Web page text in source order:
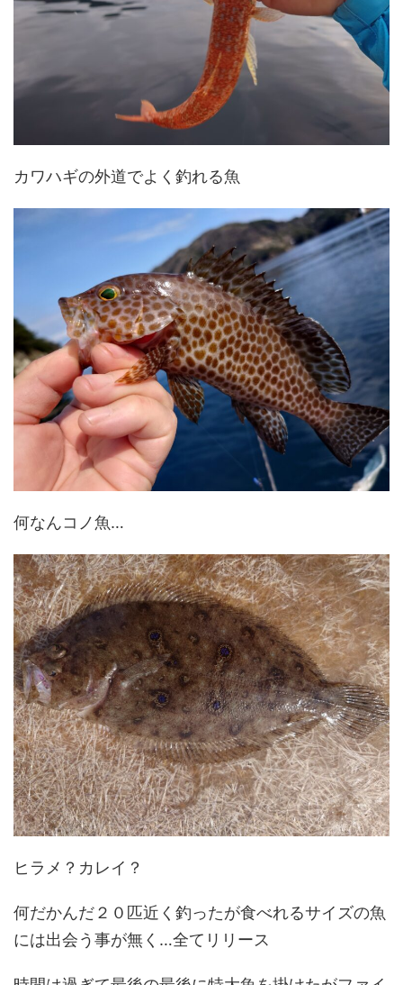
カワハギの外道でよく釣れる魚
何なんコノ魚…
ヒラメ？カレイ？
何だかんだ２０匹近く釣ったが食べれるサイズの魚
には出会う事が無く…全てリリース